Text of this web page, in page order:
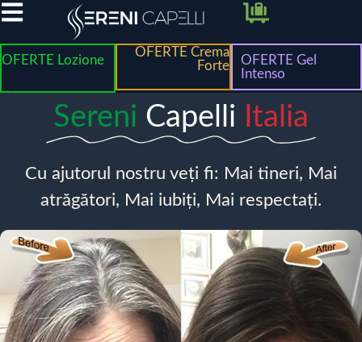
OFERTE Lozione
OFERTE Crema
Forte
OFERTE Gel
Intenso
Sereni Capelli Italia
Cu ajutorul nostru veți fi: Mai tineri, Mai
atrăgători, Mai iubiți, Mai respectați.